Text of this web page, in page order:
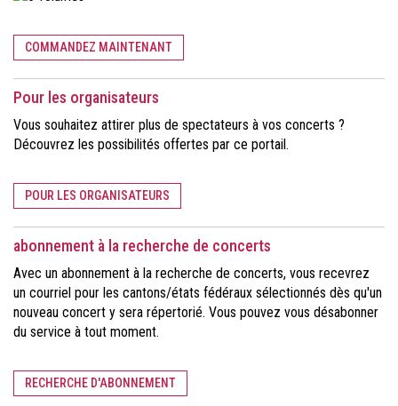
COMMANDEZ MAINTENANT
Pour les organisateurs
Vous souhaitez attirer plus de spectateurs à vos concerts ?
Découvrez les possibilités offertes par ce portail.
POUR LES ORGANISATEURS
abonnement à la recherche de concerts
Avec un abonnement à la recherche de concerts, vous recevrez
un courriel pour les cantons/états fédéraux sélectionnés dès qu'un
nouveau concert y sera répertorié. Vous pouvez vous désabonner
du service à tout moment.
RECHERCHE D'ABONNEMENT